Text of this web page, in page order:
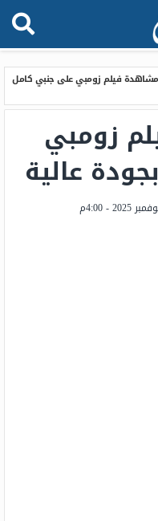
فيلم زومبي على جنبي كامل
زومبي
عالية